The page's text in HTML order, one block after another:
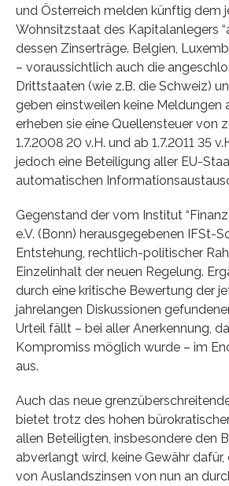
und Österreich melden künftig dem
Wohnsitzstaat des Kapitalanlegers
dessen Zinserträge. Belgien,
– voraussichtlich auch die
Drittstaaten (wie z.B. die Schweiz)
geben einstweilen keine Meldungen
erheben sie eine Quellensteuer von
1.7.2008 20 v.H. und ab 1.7.2011 35
jedoch eine Beteiligung aller EU-
automatischen
Gegenstand der vom Institut
e.V. (Bonn) herausgegebenen IFSt-
Entstehung, rechtlich-politischer
Einzelinhalt der neuen Regelung.
durch eine kritische Bewertung der
jahrelangen Diskussionen
Urteil fällt – bei aller Anerkennung,
Kompromiss möglich wurde – im
aus.
Auch das neue
bietet trotz des hohen
allen Beteiligten, insbesondere den
abverlangt wird, keine Gewähr
von Auslandszinsen von nun an